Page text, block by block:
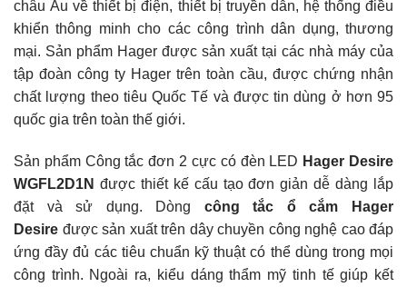
châu Âu về thiết bị điện, thiết bị truyền dẫn, hệ thống điều
khiển thông minh cho các công trình dân dụng, thương
mại. Sản phẩm Hager được sản xuất tại các nhà máy của
tập đoàn công ty Hager trên toàn cầu, được chứng nhận
chất lượng theo tiêu Quốc Tế và được tin dùng ở hơn 95
quốc gia trên toàn thế giới.
Sản phẩm Công tắc đơn 2 cực có đèn LED Hager Desire
WGFL2D1N được thiết kế cấu tạo đơn giản dễ dàng lắp
đặt và sử dụng. Dòng công tắc ổ cắm Hager
Desire được sản xuất trên dây chuyền công nghệ cao đáp
ứng đầy đủ các tiêu chuẩn kỹ thuật có thể dùng trong mọi
công trình. Ngoài ra, kiểu dáng thẩm mỹ tinh tế giúp kết